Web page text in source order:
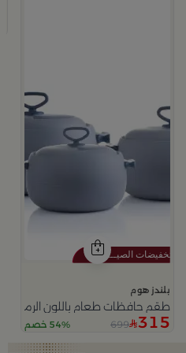
بلندز هوم
طقم حافظات طعام باللون الرمادي
315
699 54% خصم